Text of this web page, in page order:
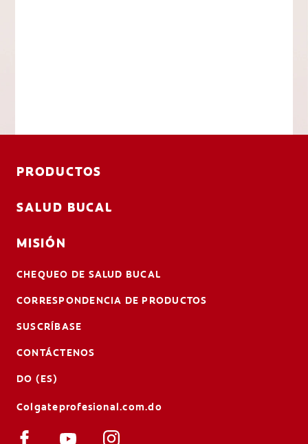
PRODUCTOS
SALUD BUCAL
MISIÓN
CHEQUEO DE SALUD BUCAL
CORRESPONDENCIA DE PRODUCTOS
SUSCRÍBASE
CONTÁCTENOS
DO (ES)
Colgateprofesional.com.do